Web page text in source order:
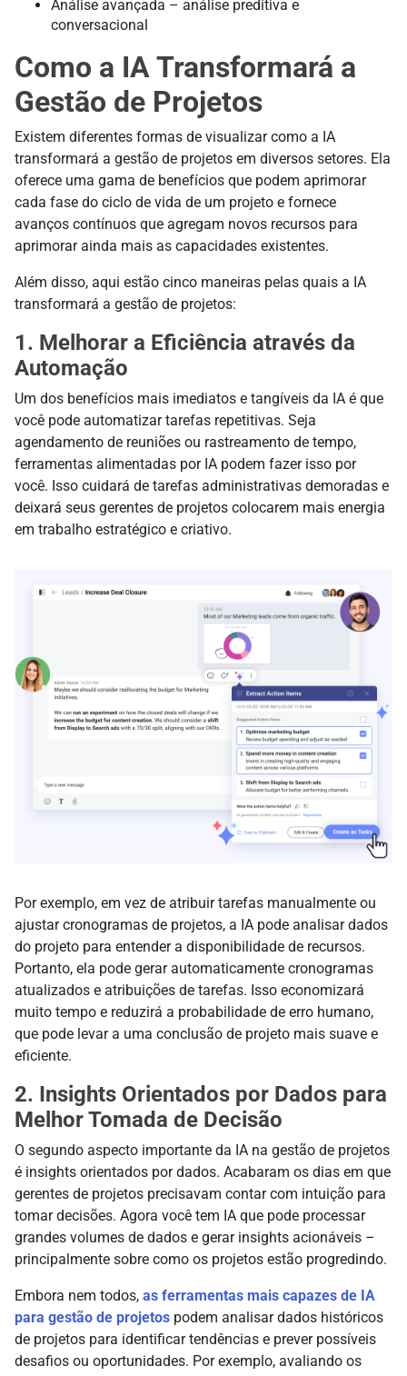
Análise avançada – análise preditiva e
conversacional
Como a IA Transformará a
Gestão de Projetos
Existem diferentes formas de visualizar como a IA
transformará a gestão de projetos em diversos setores. Ela
oferece uma gama de benefícios que podem aprimorar
cada fase do ciclo de vida de um projeto e fornece
avanços contínuos que agregam novos recursos para
aprimorar ainda mais as capacidades existentes.
Além disso, aqui estão cinco maneiras pelas quais a IA
transformará a gestão de projetos:
1. Melhorar a Eficiência através da
Automação
Um dos benefícios mais imediatos e tangíveis da IA é que
você pode automatizar tarefas repetitivas. Seja
agendamento de reuniões ou rastreamento de tempo,
ferramentas alimentadas por IA podem fazer isso por
você. Isso cuidará de tarefas administrativas demoradas e
deixará seus gerentes de projetos colocarem mais energia
em trabalho estratégico e criativo.
Por exemplo, em vez de atribuir tarefas manualmente ou
ajustar cronogramas de projetos, a IA pode analisar dados
do projeto para entender a disponibilidade de recursos.
Portanto, ela pode gerar automaticamente cronogramas
atualizados e atribuições de tarefas. Isso economizará
muito tempo e reduzirá a probabilidade de erro humano,
que pode levar a uma conclusão de projeto mais suave e
eficiente.
2. Insights Orientados por Dados para
Melhor Tomada de Decisão
O segundo aspecto importante da IA na gestão de projetos
é insights orientados por dados. Acabaram os dias em que
gerentes de projetos precisavam contar com intuição para
tomar decisões. Agora você tem IA que pode processar
grandes volumes de dados e gerar insights acionáveis –
principalmente sobre como os projetos estão progredindo.
Embora nem todos, as ferramentas mais capazes de IA
para gestão de projetos podem analisar dados históricos
de projetos para identificar tendências e prever possíveis
desafios ou oportunidades. Por exemplo, avaliando os